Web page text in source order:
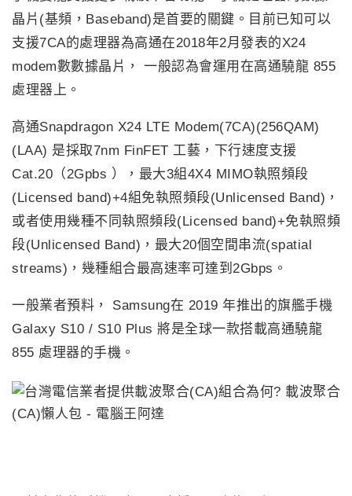
晶片(基頻，Baseband)是首要的關鍵。目前已知可以
支援7CA的處理器為高通在2018年2月發表的X24
modem數數據晶片， 一般認為會運用在高通驍龍 855
處理器上。
高通Snapdragon X24 LTE Modem(7CA)(256QAM)
(LAA) 是採取7nm FinFET 工藝，下行速度支援
Cat.20（2Gpbs ），最大3組4X4 MIMO執照頻段
(Licensed band)+4組免執照頻段(Unlicensed Band)，
或者使用幾種不同執照頻段(Licensed band)+免執照頻
段(Unlicensed Band)，最大20個空間串流(spatial
streams)，幾種組合最高速率可達到2Gbps。
一般業者預料， Samsung在 2019 年推出的旗艦手機
Galaxy S10 / S10 Plus 將是全球一款搭載高通驍龍
855 處理器的手機。